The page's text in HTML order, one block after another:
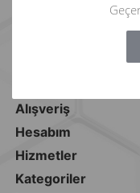
Alışveriş
Hesabım
Hizmetler
Kategoriler